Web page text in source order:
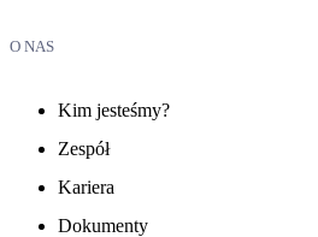
O NAS
Kim jesteśmy?
Zespół
Kariera
Dokumenty